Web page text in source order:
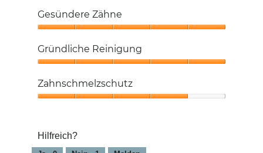
vor
Löchern
den
Zähnen,
5
von
5
Gesündere Zähne
Zähne,
5
5
Gründliche Reinigung
Reinigung,
5
Zahnschmelzschutz
5
Hilfreich?